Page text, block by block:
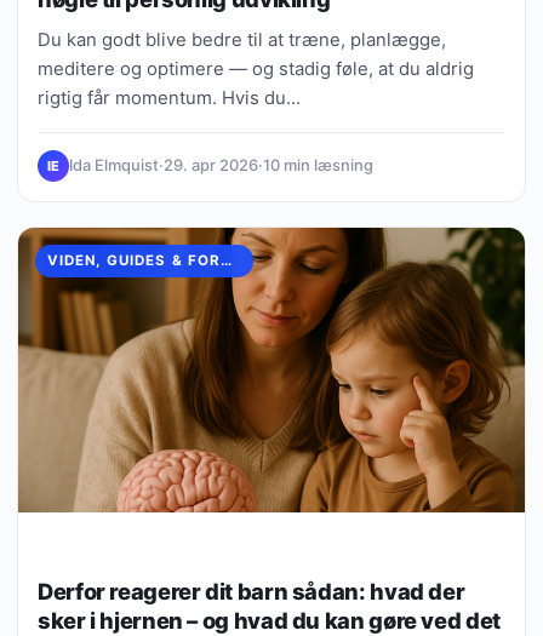
Du kan godt blive bedre til at træne, planlægge,
meditere og optimere — og stadig føle, at du aldrig
rigtig får momentum. Hvis du…
IE Ida Elmquist·29. apr 2026·10 min læsning
VIDEN, GUIDES & FORKLARINGER
Derfor reagerer dit barn sådan: hvad der
sker i hjernen – og hvad du kan gøre ved det